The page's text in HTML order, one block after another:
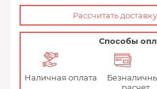
Рассчитать
Способы
Наличная оплата